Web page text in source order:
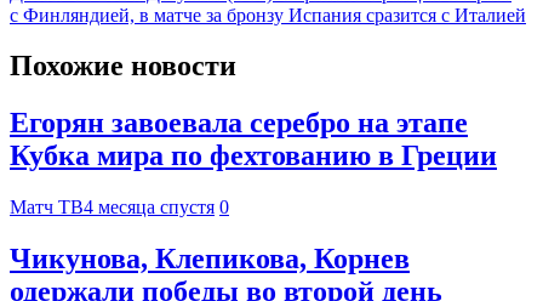
с Финляндией, в матче за бронзу Испания сразится с Италией
Похожие новости
Егорян завоевала серебро на этапе
Кубка мира по фехтованию в Греции
Матч ТВ4 месяца спустя 0
Чикунова, Клепикова, Корнев
одержали победы во второй день